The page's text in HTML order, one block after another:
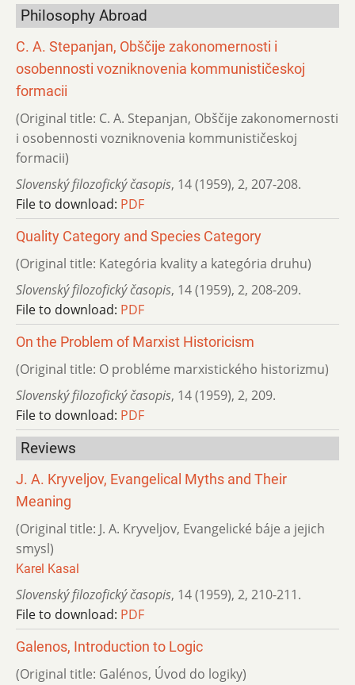
Philosophy Abroad
C. A. Stepanjan, Obščije zakonomernosti i
osobennosti vozniknovenia kommunističeskoj
formacii
(Original title: C. A. Stepanjan, Obščije zakonomernosti
i osobennosti vozniknovenia kommunističeskoj
formacii)
Slovenský filozofický časopis, 14 (1959), 2, 207-208.
File to download: PDF
Quality Category and Species Category
(Original title: Kategória kvality a kategória druhu)
Slovenský filozofický časopis, 14 (1959), 2, 208-209.
File to download: PDF
On the Problem of Marxist Historicism
(Original title: O probléme marxistického historizmu)
Slovenský filozofický časopis, 14 (1959), 2, 209.
File to download: PDF
Reviews
J. A. Kryveljov, Evangelical Myths and Their
Meaning
(Original title: J. A. Kryveljov, Evangelické báje a jejich
smysl)
Karel Kasal
Slovenský filozofický časopis, 14 (1959), 2, 210-211.
File to download: PDF
Galenos, Introduction to Logic
(Original title: Galénos, Úvod do logiky)